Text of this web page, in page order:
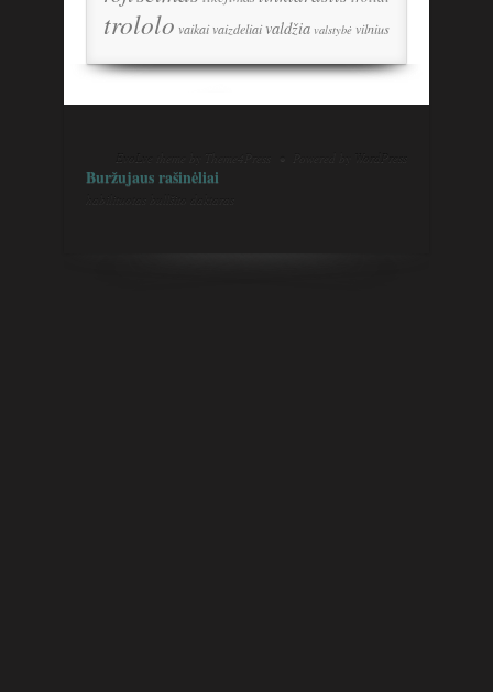
trololo vaikai vaizdeliai valdžia valstybė vilnius
theme by Theme4Press • Powered by WordPress
Buržujaus rašinėliai
habilituotas bullšito daktaras